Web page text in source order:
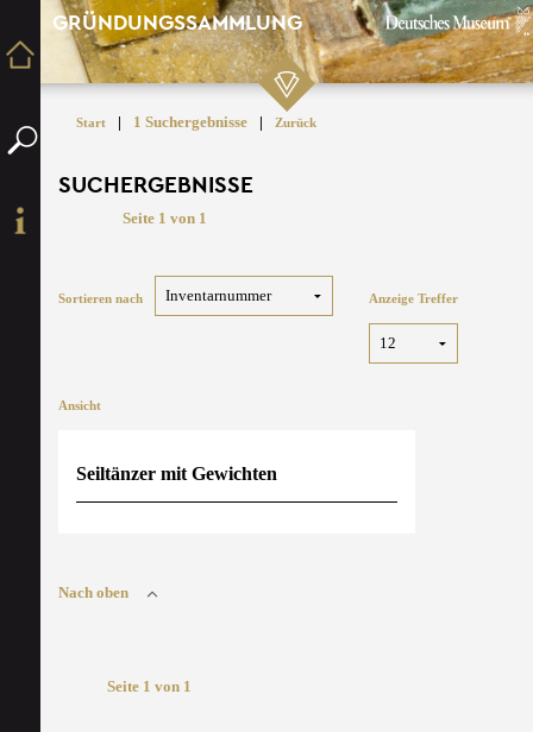
GRÜNDUNGSSAMMLUNG
Start | 1 Suchergebnisse | Zurück
SUCHERGEBNISSE
Seite 1 von 1
Sortieren nach Anzeige Treffer
Ansicht
Seiltänzer mit Gewichten
Nach oben
Seite 1 von 1